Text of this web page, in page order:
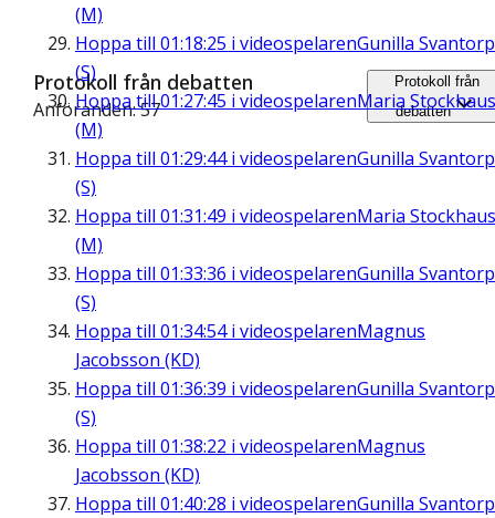
(M)
Hoppa till 01:18:25 i videospelarenGunilla Svantorp
(S)
Hoppa till01:27:45 i videospelarenMaria Stockhaus
(M)
Hoppa till 01:29:44i videospelarenGunilla Svantorp
(S)
Hoppa till 01:31:49 i videospelarenMaria Stockhaus
(M)
Hoppa till 01:33:36 i videospelarenGunilla Svantorp
(S)
Hoppa till 01:34:54i videospelarenMagnus
Jacobsson (KD)
Hoppa till 01:36:39 i videospelarenGunilla Svantorp
(S)
Hoppa till 01:38:22 i videospelarenMagnus
Jacobsson (KD)
Hoppa till 01:40:28 i videospelarenGunilla Svantorp
Protokoll från debatten
Anföranden: 57
Protokoll från
debatten